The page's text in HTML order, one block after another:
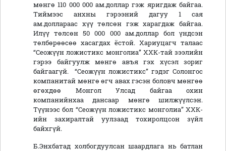
мөнгө 110 000 000 ам.доллар гэж яригдаж байгаа.
Тиймээс анхны гэрээний дагуу 1 сая
ам.доллараас хүү төлсөн гэж харагдаж байгаа.
Илүү төлсөн 50 000 000 ам.доллар бол үндсэн
төлбөрөөсөө хасагдах ёстой. Хариуцагч талаас
“Сеожүүн ложистикс монголиа” ХХК-тай зээлийн
гэрээ байгуулж мөнгө авъя гэх хүсэл зориг
байгаагүй. “Сеожүүн ложистикс” гэдэг Солонгос
компанитай мөнгө өгч авах гэсэн боловч мөнгөө
өгөхдөө Монгол Улсад байгаа охин
компанийнхаа дансаар мөнгө шилжүүлсэн.
Түүнээс бол “Сеожүүн ложистикс монголиа” ХХК-
ийн захиралтай уулзаад тохиролцсон зүйл
байхгүй.
Б.Энхбатад холбогдуулсан шаардлага нь батлан